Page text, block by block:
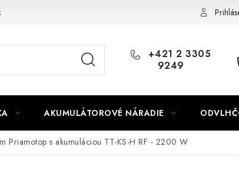
+421 2 3305
9249
AKUMULÁTOROVÉ NÁRADIE
Priamotop s akumuláciou TT-KS-H RF - 2200 W